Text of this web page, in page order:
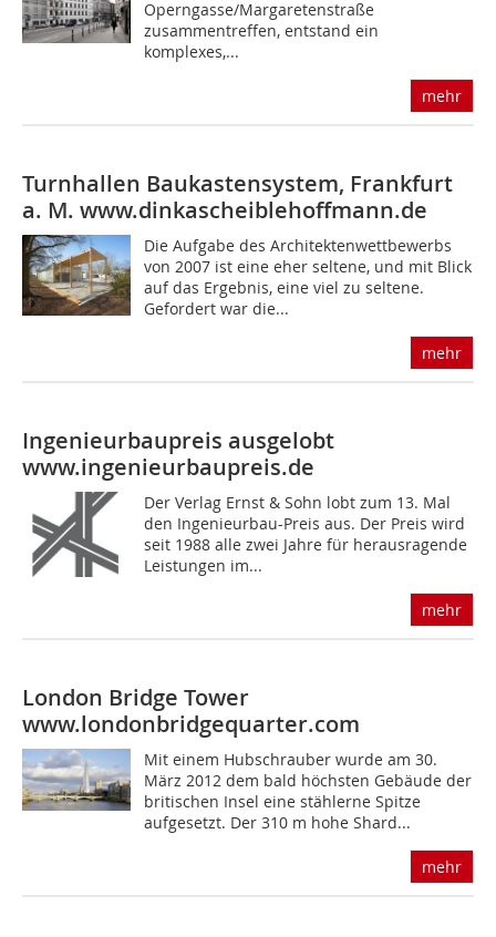
Operngasse/Margaretenstraße
zusammentreffen, entstand ein
komplexes,...
mehr
Turnhallen Baukastensystem, Frankfurt
a. M. www.dinkascheiblehoffmann.de
Die Aufgabe des Architektenwettbewerbs
von 2007 ist eine eher seltene, und mit Blick
auf das Ergebnis, eine viel zu seltene.
Gefordert war die...
mehr
Ingenieurbaupreis ausgelobt
www.ingenieurbaupreis.de
Der Verlag Ernst & Sohn lobt zum 13. Mal
den Ingenieurbau-Preis aus. Der Preis wird
seit 1988 alle zwei Jahre für herausragende
Leistungen im...
mehr
London Bridge Tower
www.londonbridgequarter.com
Mit einem Hubschrauber wurde am 30.
März 2012 dem bald höchsten Gebäude der
britischen Insel eine stählerne Spitze
aufgesetzt. Der 310 m hohe Shard...
mehr